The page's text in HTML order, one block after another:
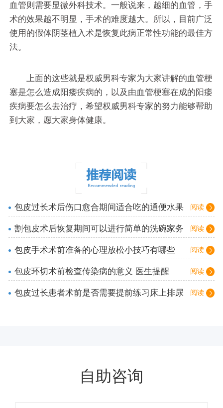
血管则需要显微外科技术。一般说来，越细的血管，手
术的效果越不明显，手术的难度越大。所以，目前广泛
使用的假体阴茎植入术是恢复此病正常性功能的最佳方
法。
上面的这些就是权威男科专家为大家讲解的血管梗
塞是怎么造成阳痿疾病的，以及由血管梗塞在成的阳痿
疾病要怎么去治疗，希望权威男科专家的努力能够帮助
到大家，愿大家身体健康。
阅读
包皮过长术后伤口愈合期间适合吃的通便水果
清单
阅读
割包皮术后恢复期间可以进行简单的洗碗家务
吗
阅读
包皮手术术前准备的心理放松小技巧有哪些
阅读
包皮环切术前检查传染病的意义 医生提醒
阅读
包皮过长患者术前是否需要提前练习床上排尿
自助咨询